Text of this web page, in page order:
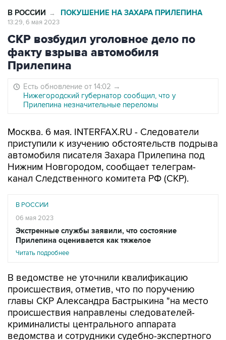
В РОССИИ → ПОКУШЕНИЕ НА ЗАХАРА ПРИЛЕПИНА
13:29, 6 мая 2023
СКР возбудил уголовное дело по
факту взрыва автомобиля
Прилепина
Есть обновление от 14:02 →
Нижегородский губернатор сообщил, что у
Прилепина незначительные переломы
Москва. 6 мая. INTERFAX.RU - Следователи
приступили к изучению обстоятельств подрыва
автомобиля писателя Захара Прилепина под
Нижним Новгородом, сообщает телеграм-
канал Следственного комитета РФ (СКР).
В РОССИИ
06 мая 2023
Экстренные службы заявили, что состояние
Прилепина оценивается как тяжелое
Читать подробнее
В ведомстве не уточнили квалификацию
происшествия, отметив, что по поручению
главы СКР Александра Бастрыкина "на место
происшествия направлены следователей-
криминалисты центрального аппарата
ведомства и сотрудники судебно-экспертного